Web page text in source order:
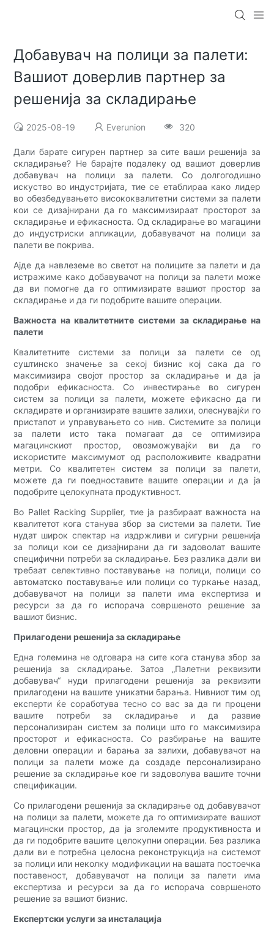
Добавувач на полици за палети:
Вашиот доверлив партнер за
решенија за складирање
2025-08-19 Everunion 320
Дали барате сигурен партнер за сите ваши решенија за
складирање? Не барајте подалеку од вашиот доверлив
добавувач на полици за палети. Со долгогодишно
искуство во индустријата, тие се етаблираа како лидер
во обезбедувањето висококвалитетни системи за палети
кои се дизајнирани да го максимизираат просторот за
складирање и ефикасноста. Од складирање во магацини
до индустриски апликации, добавувачот на полици за
палети ве покрива.
Ајде да навлеземе во светот на полиците за палети и да
истражиме како добавувачот на полици за палети може
да ви помогне да го оптимизирате вашиот простор за
складирање и да ги подобрите вашите операции.
Важноста на квалитетните системи за складирање на
палети
Квалитетните системи за полици за палети се од
суштинско значење за секој бизнис кој сака да го
максимизира својот простор за складирање и да ја
подобри ефикасноста. Со инвестирање во сигурен
систем за полици за палети, можете ефикасно да ги
складирате и организирате вашите залихи, олеснувајќи го
пристапот и управувањето со нив. Системите за полици
за палети исто така помагаат да се оптимизира
магацинскиот простор, овозможувајќи ви да го
искористите максимумот од расположивите квадратни
метри. Со квалитетен систем за полици за палети,
можете да ги поедноставите вашите операции и да ја
подобрите целокупната продуктивност.
Во Pallet Racking Supplier, тие ја разбираат важноста на
квалитетот кога станува збор за системи за палети. Тие
нудат широк спектар на издржливи и сигурни решенија
за полици кои се дизајнирани да ги задоволат вашите
специфични потреби за складирање. Без разлика дали ви
требаат селективно поставување на полици, полици со
автоматско поставување или полици со туркање назад,
добавувачот на полици за палети има експертиза и
ресурси за да го испорача совршеното решение за
вашиот бизнис.
Прилагодени решенија за складирање
Една големина не одговара на сите кога станува збор за
решенија за складирање. Затоа „Палетни реквизити
добавувач“ нуди прилагодени решенија за реквизити
прилагодени на вашите уникатни барања. Нивниот тим од
експерти ќе соработува тесно со вас за да ги процени
вашите потреби за складирање и да развие
персонализиран систем за полици што го максимизира
просторот и ефикасноста. Со разбирање на вашите
деловни операции и барања за залихи, добавувачот на
полици за палети може да создаде персонализирано
решение за складирање кое ги задоволува вашите точни
спецификации.
Со прилагодени решенија за складирање од добавувачот
на полици за палети, можете да го оптимизирате вашиот
магацински простор, да ја зголемите продуктивноста и
да ги подобрите вашите целокупни операции. Без разлика
дали ви е потребна целосна реконструкција на системот
за полици или неколку модификации на вашата постоечка
поставеност, добавувачот на полици за палети има
експертиза и ресурси за да го испорача совршеното
решение за вашиот бизнис.
Експертски услуги за инсталација